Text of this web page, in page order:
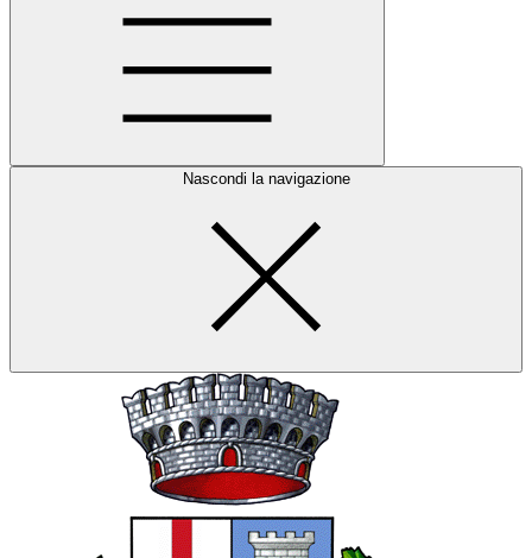
Nascondi la navigazione